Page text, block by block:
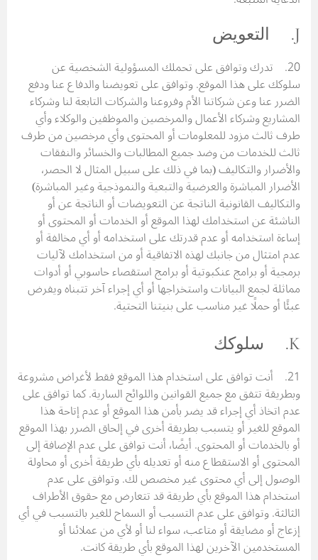
20. تدرك وتوافق على تحملك المسؤولية الشخصية عن
سلوكك على هذا الموقع. وتوافق على تعويضنا والدفاع عنا ودفع
الضرر عنا وعن شركاتنا الأم وفروعنا والشركات التابعة لنا وشركاء
المشاريع وشركاء الأعمال والمرخصين والموظفين والوكلاء وأي
طرف ثالث مزود للمعلومات أو المحتوى وأي مرخصين من طرف
ثالث للخدمات من وضد جميع المطالبات والخسائر والنفقات
والأضرار والتكاليف (بما في ذلك على سبيل المثال لا الحصر،
الأضرار المباشرة والعرضية والتبعية والنموذجية وغير المباشرة)
والتكاليف القانونية الناتجة عن التعويضات أو الناتجة عن أو
الناشئة عن استخدامك لهذا الموقع أو الخدمات أو المحتوى أو
إساءة استخدامه أو عدم قدرتك على استخدامه أو أي مخالفة أو
عدم امتثال من جانبك لهذه الاتفاقية أو من استخدامك لآليات
برمجية أو برامج عنكبوتية أو برامج استقصاء حاسوبي أو أدوات
مماثلة لجمع البيانات واستخراجها أو أي إجراء آخر تتبناه ويفرض
عبئًا أو حملًا غير مناسب على بنيتنا التحتية.
K. سلوكك
21. أنت توافق على استخدام هذا الموقع فقط لأغراض مشروعة
وبطريقة تتفق مع جميع القوانين واللوائح السارية. كما توافق على
عدم اتخاذ أي إجراء قد يضر بأمن هذا الموقع أو عدم إتاحة هذا
الموقع للغير أو يتسبب بطريقة أخرى في إلحاق الضرر بهذا الموقع
أو بالخدمات أو المحتوى. أيضًا، أنت توافق على عدم الإضافة إلى
المحتوى أو الاستقطاع منه أو تعديله بأي طريقة أخرى أو محاولة
الوصول إلى أي محتوى غير مخصص لك. وتوافق على عدم
استخدام هذا الموقع بأي طريقة قد تتعارض مع حقوق الأطراف
الثالثة. وتوافق على عدم التسبب أو السماح للغير بالتسبب في أي
إزعاج أو مضايقة أو متاعب، سواء لنا أو لأي من عملائنا أو
المستخدمين الآخرين لهذا الموقع بأي طريقة كانت.